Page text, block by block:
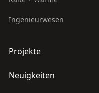
Ingenieurwesen
Projekte
Neuigkeiten